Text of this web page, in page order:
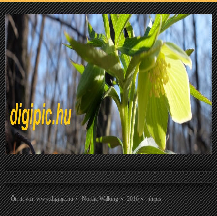
Ön itt van:www.digipic.hu Nordic Walking 2016 június